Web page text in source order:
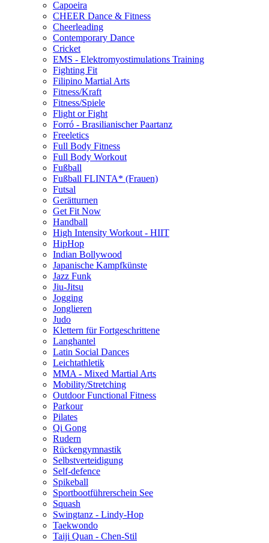
Capoeira
CHEER Dance & Fitness
Cheerleading
Contemporary Dance
Cricket
EMS - Elektromyostimulations Training
Fighting Fit
Filipino Martial Arts
Fitness/Kraft
Fitness/Spiele
Flight or Fight
Forró - Brasilianischer Paartanz
Freeletics
Full Body Fitness
Full Body Workout
Fußball
Fußball FLINTA* (Frauen)
Futsal
Gerätturnen
Get Fit Now
Handball
High Intensity Workout - HIIT
HipHop
Indian Bollywood
Japanische Kampfkünste
Jazz Funk
Jiu-Jitsu
Jogging
Jonglieren
Judo
Klettern für Fortgeschrittene
Langhantel
Latin Social Dances
Leichtathletik
MMA - Mixed Martial Arts
Mobility/Stretching
Outdoor Functional Fitness
Parkour
Pilates
Qi Gong
Rudern
Rückengymnastik
Selbstverteidigung
Self-defence
Spikeball
Sportbootführerschein See
Squash
Swingtanz - Lindy-Hop
Taekwondo
Taiji Quan - Chen-Stil